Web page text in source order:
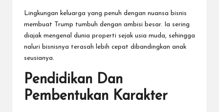
Lingkungan keluarga yang penuh dengan nuansa bisnis
membuat Trump tumbuh dengan ambisi besar. Ia sering
diajak mengenal dunia properti sejak usia muda, sehingga
naluri bisnisnya terasah lebih cepat dibandingkan anak
seusianya.
Pendidikan Dan
Pembentukan Karakter